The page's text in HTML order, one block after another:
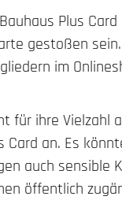
Plus
gestoßen
im
für ihre Vielzahl
an. Es
auch sensible
öffentlich